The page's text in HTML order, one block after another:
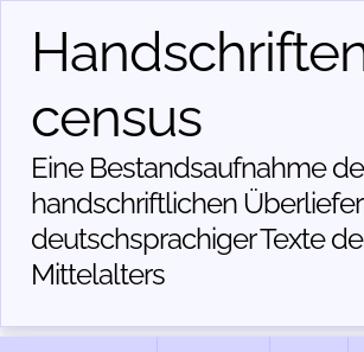
census
Eine Bestandsaufnahme
handschriftlichen
deutschsprachiger Texte
Mittelalters